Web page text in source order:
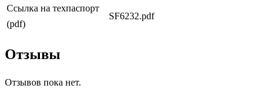
Ссылка на техпаспорт
(pdf)
SF6232.pdf
Отзывы
Отзывов пока нет.